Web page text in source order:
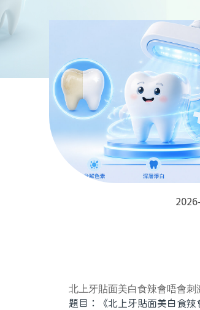
北上牙貼面美白食辣會唔會刺
題目：《北上牙貼面美白食辣